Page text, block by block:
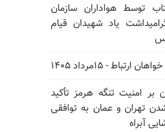
توسط هواداران سازمان
یاد شهیدان قیام
- ۱۵مرداد ۱۴۰۵
بر امنیت تنگه هرمز تأکید
تهران و عمان به توافقی
آبراه